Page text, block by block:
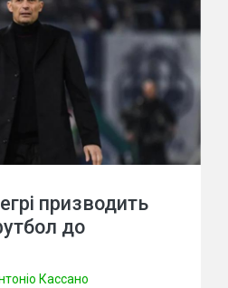
призводить
до
Кассано